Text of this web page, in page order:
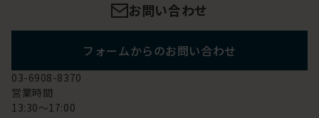
お問い合わせ
フォームからのお問い合わせ
03-6908-8370
営業時間
13:30～17:00